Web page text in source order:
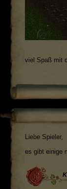
viel Spaß mit
Liebe Spieler,
es gibt einige